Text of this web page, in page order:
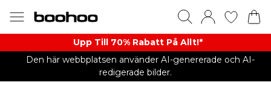
Upp Till 70% Rabatt På Allt!*
Den här webbplatsen använder AI-genererade och AI-
redigerade bilder.